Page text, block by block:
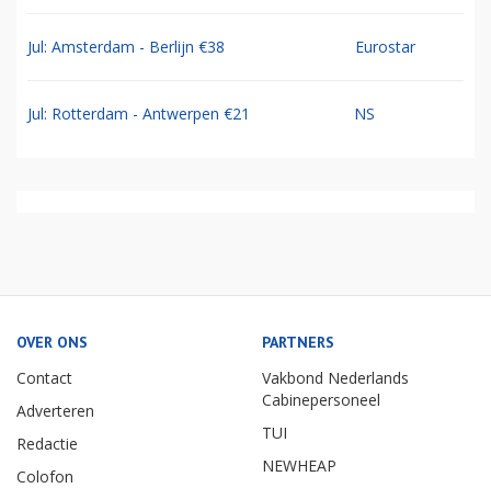
Jul: Amsterdam - Berlijn €38 Eurostar
Jul: Rotterdam - Antwerpen €21 NS
OVER ONS
Contact
Adverteren
Redactie
Colofon
PARTNERS
Vakbond Nederlands
Cabinepersoneel
TUI
NEWHEAP